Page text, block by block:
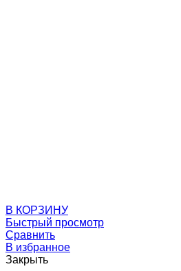
Стропы
В КОРЗИНУ
Быстрый просмотр
Сравнить
В избранное
Закрыть